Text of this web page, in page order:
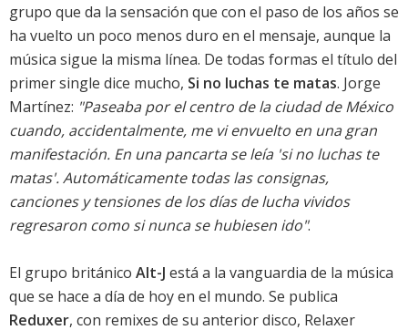
grupo que da la sensación que con el paso de los años se
ha vuelto un poco menos duro en el mensaje, aunque la
música sigue la misma línea. De todas formas el título del
primer single dice mucho, Si no luchas te matas. Jorge
Martínez: "Paseaba por el centro de la ciudad de México
cuando, accidentalmente, me vi envuelto en una gran
manifestación. En una pancarta se leía 'si no luchas te
matas'. Automáticamente todas las consignas,
canciones y tensiones de los días de lucha vividos
regresaron como si nunca se hubiesen ido".
El grupo británico Alt-J está a la vanguardia de la música
que se hace a día de hoy en el mundo. Se publica
Reduxer, con remixes de su anterior disco, Relaxer